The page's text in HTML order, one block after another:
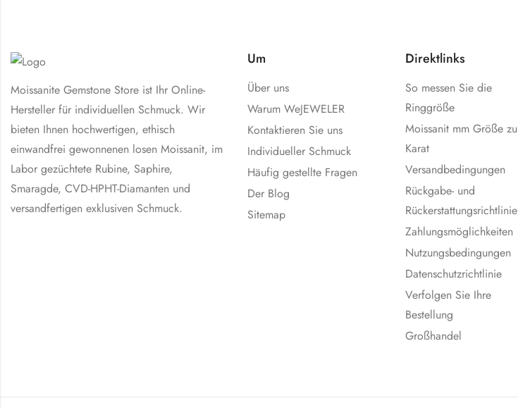
Moissanite Gemstone Store ist Ihr Online-
Hersteller für individuellen Schmuck. Wir
bieten Ihnen hochwertigen, ethisch
einwandfrei gewonnenen losen Moissanit, im
Labor gezüchtete Rubine, Saphire,
Smaragde, CVD-HPHT-Diamanten und
versandfertigen exklusiven Schmuck.
Um
Über uns
Warum WeJEWELER
Kontaktieren Sie uns
Individueller Schmuck
Häufig gestellte Fragen
Der Blog
Sitemap
Direktlinks
So messen Sie die
Ringgröße
Moissanit mm Größe zu
Karat
Versandbedingungen
Rückgabe- und
Rückerstattungsrichtlinie
Zahlungsmöglichkeiten
Nutzungsbedingungen
Datenschutzrichtlinie
Verfolgen Sie Ihre
Bestellung
Großhandel